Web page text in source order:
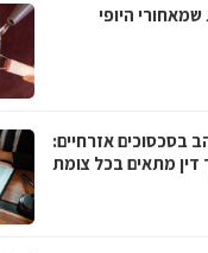
היופי
בסכסוכים אזרחיים:
מתאים בכל צומת